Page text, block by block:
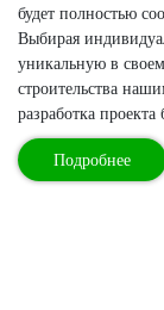
будет полностью
Выбирая
уникальную в
строительства
разработка
Подробнее